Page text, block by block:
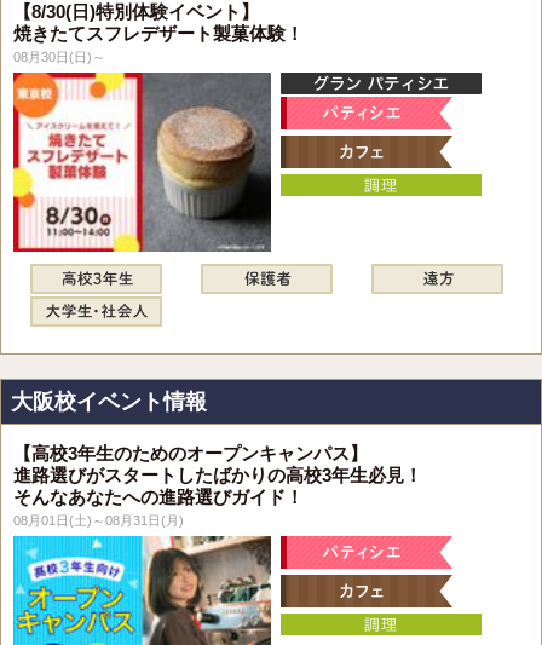
【8/30(日)特別体験イベント】
焼きたてスフレデザート製菓体験！
08月30日(日)～
大阪校イベント情報
【高校3年生のためのオープンキャンパス】
進路選びがスタートしたばかりの高校3年生必見！
そんなあなたへの進路選びガイド！
08月01日(土)～08月31日(月)